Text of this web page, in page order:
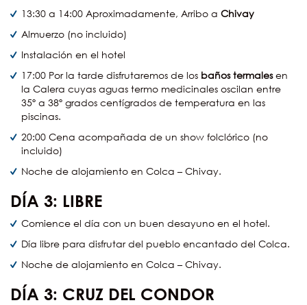
13:30 a 14:00 Aproximadamente, Arribo a Chivay
Almuerzo (no incluido)
Instalación en el hotel
17:00 Por la tarde disfrutaremos de los baños termalesen
la Calera cuyas aguas termo medicinales oscilan entre
35º a 38º grados centígrados de temperatura en las
piscinas.
20:00 Cena acompañada de un show folclórico (no
incluido)
Noche de alojamiento en Colca – Chivay.
DÍA 3: LIBRE
Comience el día con un buen desayuno en el hotel.
Día libre para disfrutar del pueblo encantado del Colca.
Noche de alojamiento en Colca – Chivay.
DÍA 3: CRUZ DEL CONDOR